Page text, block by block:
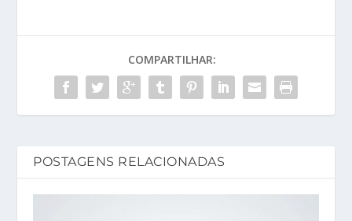
COMPARTILHAR:
POSTAGENS RELACIONADAS